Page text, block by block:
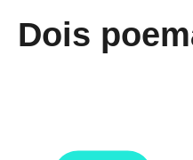
Dois